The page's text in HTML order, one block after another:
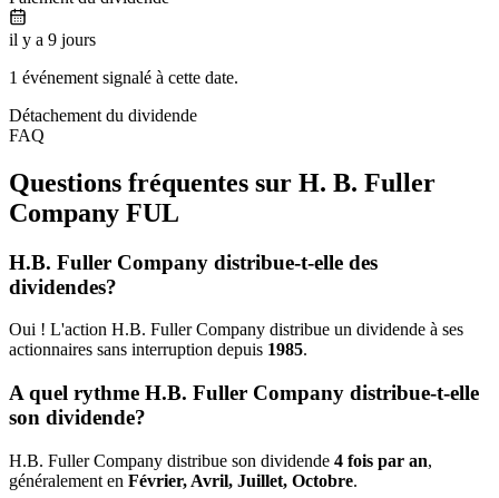
il y a 9 jours
1 événement signalé à cette date.
Détachement du dividende
FAQ
Questions fréquentes sur H. B. Fuller
Company FUL
H.B. Fuller Company distribue-t-elle des
dividendes?
Oui ! L'action H.B. Fuller Company distribue un dividende à ses
actionnaires sans interruption depuis 1985.
A quel rythme H.B. Fuller Company distribue-t-elle
son dividende?
H.B. Fuller Company distribue son dividende 4 fois par an,
généralement en Février, Avril, Juillet, Octobre.